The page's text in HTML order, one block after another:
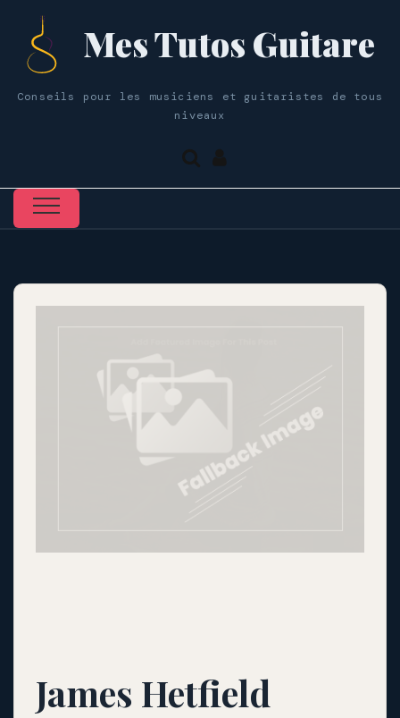
Mes Tutos Guitare
Conseils pour les musiciens et guitaristes de tous
niveaux
James Hetfield